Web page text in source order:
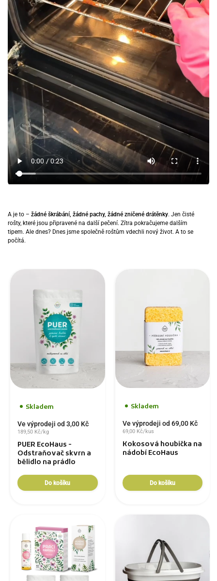
A je to – žádné škrábání, žádné pachy, žádné zničené drátěnky. Jen čisté
rošty, které jsou připravené na další pečení. Zítra pokračujeme dalším
tipem. Ale dnes? Dnes jsme společně roštům vdechli nový život. A to se
počítá.
Skladem
Ve výprodeji od 3,00 Kč
189,50 Kč/kg
PUER EcoHaus -
Odstraňovač skvrn a
bělidlo na prádlo
Do košíku
Skladem
Ve výprodeji od 69,00 Kč
69,00 Kč/kus
Kokosová houbička na
nádobí EcoHaus
Do košíku